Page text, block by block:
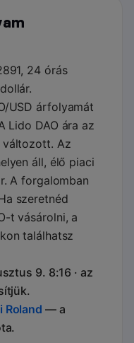
24 órás
USD árfolyamát
Lido DAO ára az
változott. Az
áll, élő piaci
A forgalomban
szeretnéd
t vásárolni, a
találhatsz
9. 8:16 · az
Roland — a